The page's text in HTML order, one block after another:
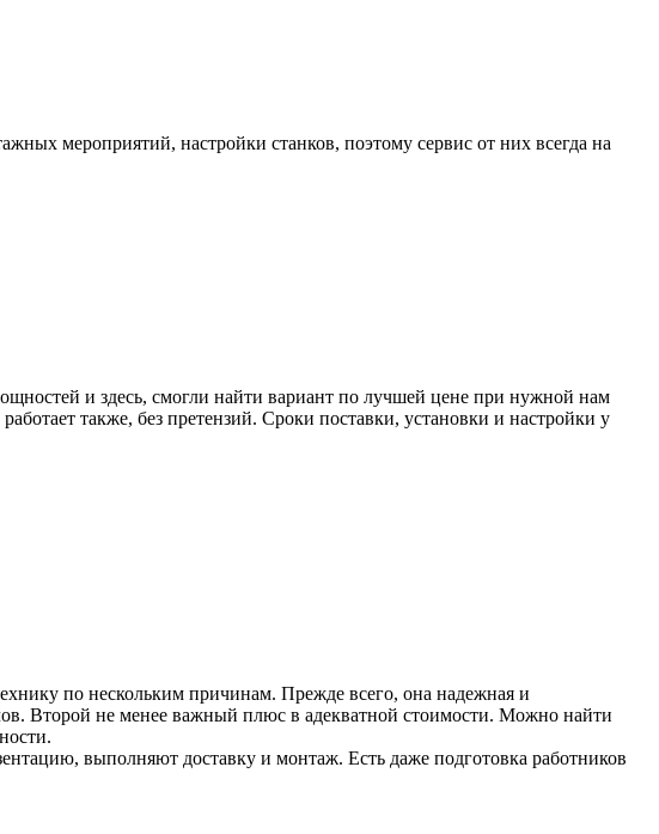
мероприятий, настройки станков, поэтому сервис от них всегда на
и здесь, смогли найти вариант по лучшей цене при нужной нам
также, без претензий. Сроки поставки, установки и настройки у
по нескольким причинам. Прежде всего, она надежная и
Второй не менее важный плюс в адекватной стоимости. Можно найти
выполняют доставку и монтаж. Есть даже подготовка работников